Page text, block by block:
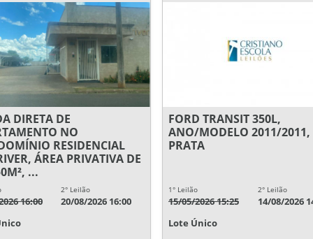
DIRETA DE
NO
RESIDENCIAL
ÁREA PRIVATIVA DE
...
16:00
2° Leilão
20/08/2026 16:00
FORD TRANSIT 350L,
ANO/MODELO 2011/2011,
PRATA
1° Leilão
15/05/2026 15:25
2° Leilão
14/08/2026
Lote Único